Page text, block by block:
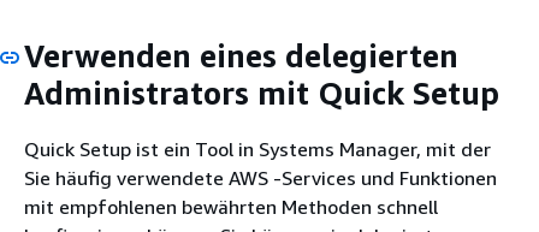
Verwenden eines delegierten
Administrators mit Quick Setup
Quick Setup ist ein Tool in Systems Manager, mit der
Sie häufig verwendete AWS -Services und Funktionen
mit empfohlenen bewährten Methoden schnell